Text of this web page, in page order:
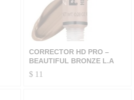
CORRECTOR HD PRO –
BEAUTIFUL BRONZE L.A
$11